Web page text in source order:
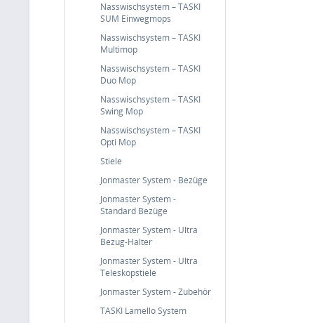
Nasswischsystem – TASKI
SUM Einwegmops
Nasswischsystem – TASKI
Multimop
Nasswischsystem – TASKI
Duo Mop
Nasswischsystem – TASKI
Swing Mop
Nasswischsystem – TASKI
Opti Mop
Stiele
Jonmaster System - Bezüge
Jonmaster System -
Standard Bezüge
Jonmaster System - Ultra
Bezug-Halter
Jonmaster System - Ultra
Teleskopstiele
Jonmaster System - Zubehör
TASKI Lamello System